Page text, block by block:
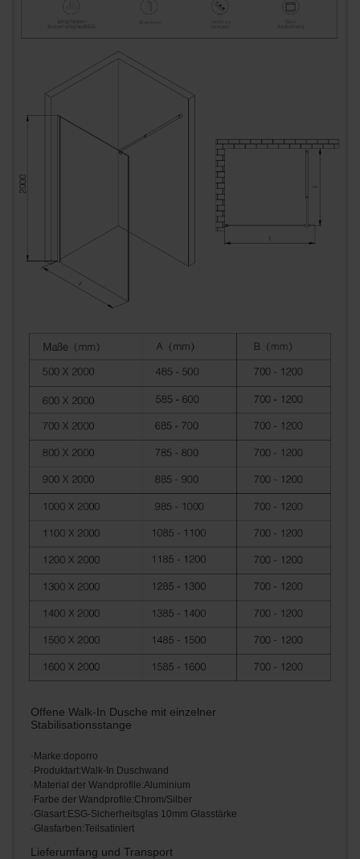
Offene Walk-In Dusche mit einzelner
Stabilisationsstange
·Marke:doporro
·Produktart:Walk-In Duschwand
·Material der Wandprofile:Aluminium
·Farbe der Wandprofile:Chrom/Silber
·Glasart:ESG-Sicherheitsglas 10mm Glasstärke
·Glasfarben:Teilsatiniert
Lieferumfang und Transport